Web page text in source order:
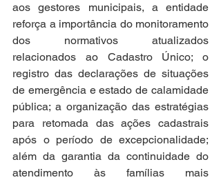
aos gestores municipais, a entidade
reforça a importância do monitoramento
dos normativos atualizados
relacionados ao Cadastro Único; o
registro das declarações de situações
de emergência e estado de calamidade
pública; a organização das estratégias
para retomada das ações cadastrais
após o período de excepcionalidade;
além da garantia da continuidade do
atendimento às famílias mais